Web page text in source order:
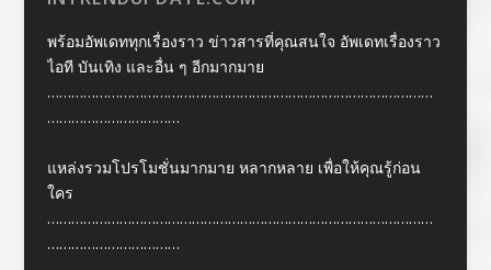
พร้อมอัพเดททุกเรื่องราว ข่าวสารที่คุณสนใจ อัพเดทเรื่องราว
ไอที บันเทิง และอื่น ๆ อีกมากมาย
……………………………………………………………………………………
……………………………
แหล่งรวมโปรโมชั่นมากมาย หลากหลาย เพื่อให้คุณรู้ก่อน
ใคร
……………………………………………………………………………………
……………………………